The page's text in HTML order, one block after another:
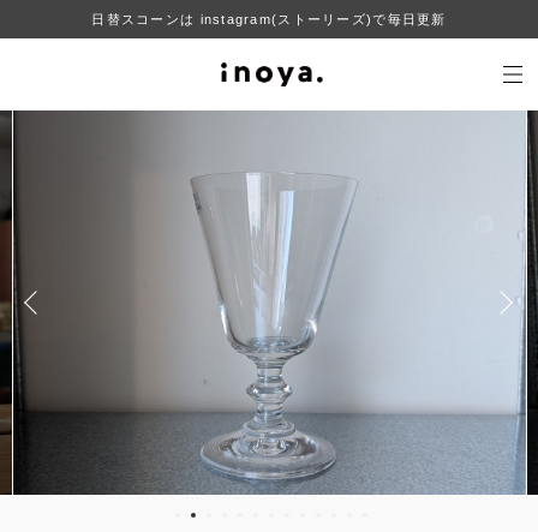
日替スコーンは instagram(ストーリーズ)で毎日更新